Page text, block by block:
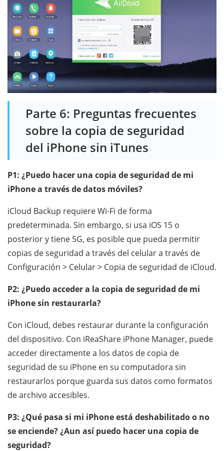
Parte 6: Preguntas frecuentes
sobre la copia de seguridad
del iPhone sin iTunes
P1: ¿Puedo hacer una copia de seguridad de mi
iPhone a través de datos móviles?
iCloud Backup requiere Wi-Fi de forma
predeterminada. Sin embargo, si usa iOS 15 o
posterior y tiene 5G, es posible que pueda permitir
copias de seguridad a través del celular a través de
Configuración > Celular > Copia de seguridad de iCloud.
P2: ¿Puedo acceder a la copia de seguridad de mi
iPhone sin restaurarla?
Con iCloud, debes restaurar durante la configuración
del dispositivo. Con iReaShare iPhone Manager, puede
acceder directamente a los datos de copia de
seguridad de su iPhone en su computadora sin
restaurarlos porque guarda sus datos como formatos
de archivo accesibles.
P3: ¿Qué pasa si mi iPhone está deshabilitado o no
se enciende? ¿Aun así puedo hacer una copia de
seguridad?